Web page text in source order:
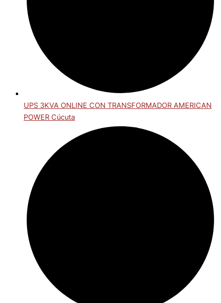
UPS 3KVA ONLINE CON TRANSFORMADOR AMERICAN
POWER Cúcuta